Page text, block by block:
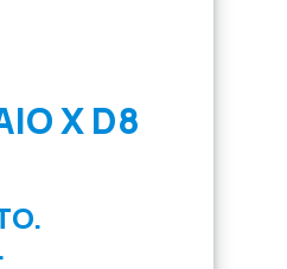
X D8